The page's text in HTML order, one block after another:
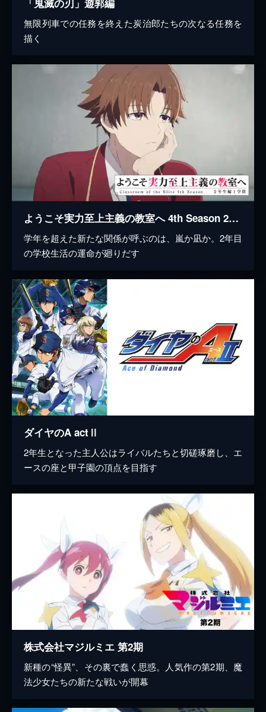
「鬼滅の刃」遊郭編
無限列車での任務を終えた炭治郎たちの次なる任務を
描く
ようこそ実力至上主義の教室へ 4th Season 2年生編1学期
学年を超えた新たな関係が呼ぶのは、嵐か凪か。2年目
の学校生活の運命が廻りだす
ダイヤのA actⅡ
2年生となった主人公はライバルたちと切磋琢磨し、エ
ースの座と甲子園の頂点を目指す
株式会社マジルミエ 第2期
新種の“怪異”、その裏で蠢く思惑。人気作の第2期、魔
法少女たちの新たな戦いが開幕